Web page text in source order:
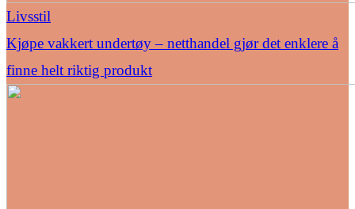
Livsstil
Kjøpe vakkert undertøy – netthandel gjør det enklere å
finne helt riktig produkt